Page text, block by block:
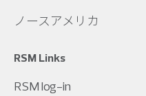
ノースアメリカ
RSM Links
RSM log-in